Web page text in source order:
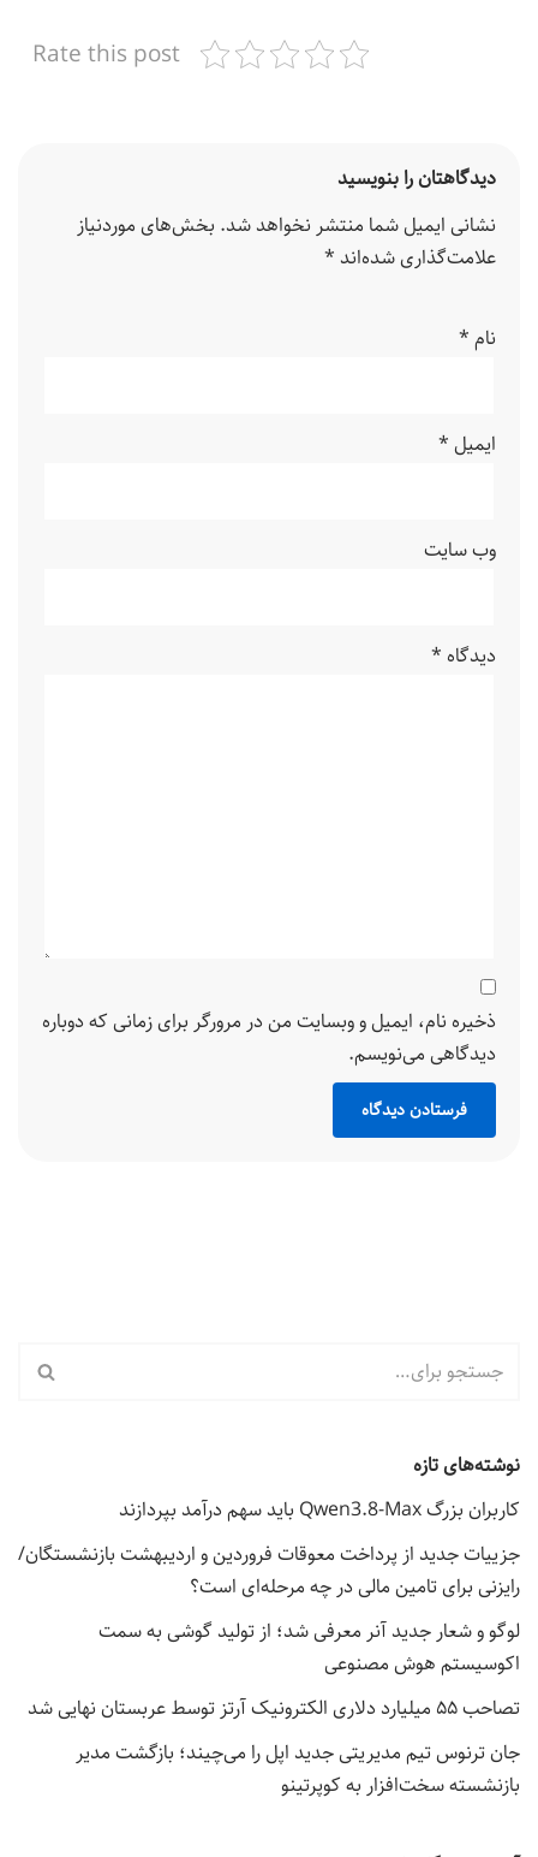
Rate this post
دیدگاهتان را بنویسید
نشانی ایمیل شما منتشر نخواهد شد. بخش‌های موردنیاز
علامت‌گذاری شده‌اند *
نام *
ایمیل *
وب‌ سایت
دیدگاه *
ذخیره نام، ایمیل و وبسایت من در مرورگر برای زمانی که دوباره
دیدگاهی می‌نویسم.
نوشته‌های تازه
کاربران بزرگ Qwen3.8-Max باید سهم درآمد بپردازند
جزییات جدید از پرداخت معوقات فروردین و اردیبهشت بازنشستگان/
رایزنی برای تامین مالی در چه مرحله‌ای است؟
لوگو و شعار جدید آنر معرفی شد؛ از تولید گوشی به سمت
اکوسیستم هوش مصنوعی
تصاحب ۵۵ میلیارد دلاری الکترونیک آرتز توسط عربستان نهایی شد
جان ترنوس تیم مدیریتی جدید اپل را می‌چیند؛ بازگشت مدیر
بازنشسته سخت‌افزار به کوپرتینو